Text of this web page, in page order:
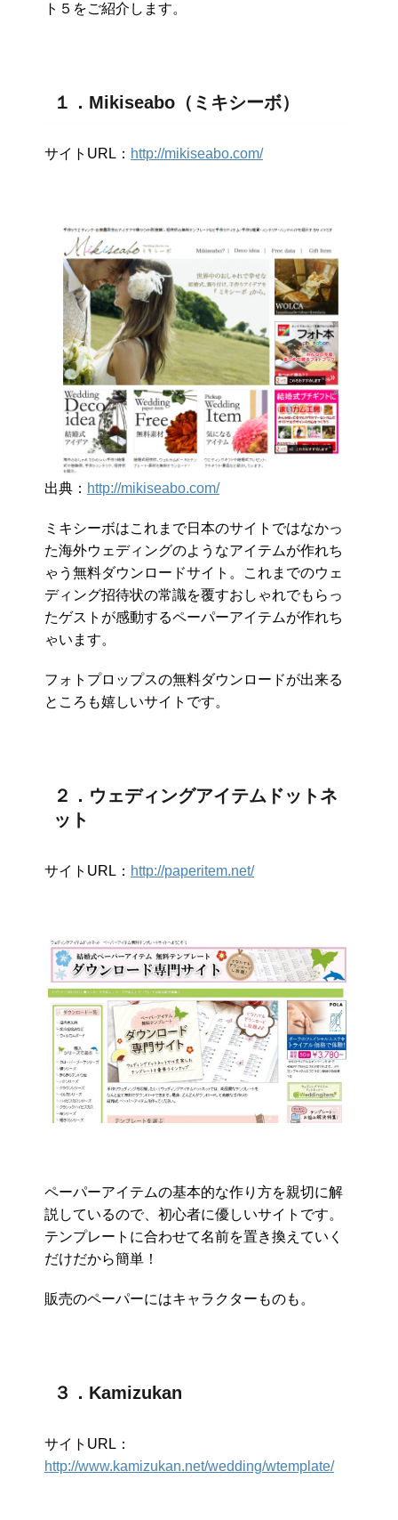
ト５をご紹介します。
１．Mikiseabo（ミキシーボ）
サイトURL： http://mikiseabo.com/
出典： http://mikiseabo.com/
ミキシーボはこれまで日本のサイトではなかっ
た海外ウェディングのようなアイテムが作れち
ゃう無料ダウンロードサイト。これまでのウェ
ディング招待状の常識を覆すおしゃれでもらっ
たゲストが感動するペーパーアイテムが作れち
ゃいます。
フォトプロップスの無料ダウンロードが出来る
ところも嬉しいサイトです。
２．ウェディングアイテムドットネ
ット
サイトURL： http://paperitem.net/
ペーパーアイテムの基本的な作り方を親切に解
説しているので、初心者に優しいサイトです。
テンプレートに合わせて名前を置き換えていく
だけだから簡単！
販売のペーパーにはキャラクターものも。
３．Kamizukan
サイトURL：
http://www.kamizukan.net/wedding/wtemplate/